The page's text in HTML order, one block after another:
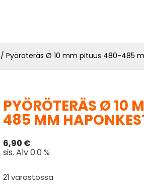
/ Pyöröteräs Ø 10 mm pituus 480-485
PYÖRÖTERÄS Ø 10
485 MM
6,90 €
sis. Alv 0.0 %
21 varastossa